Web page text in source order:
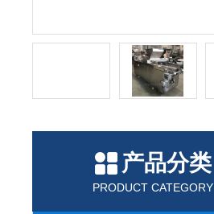
产品分类
PRODUCT CATEGORY